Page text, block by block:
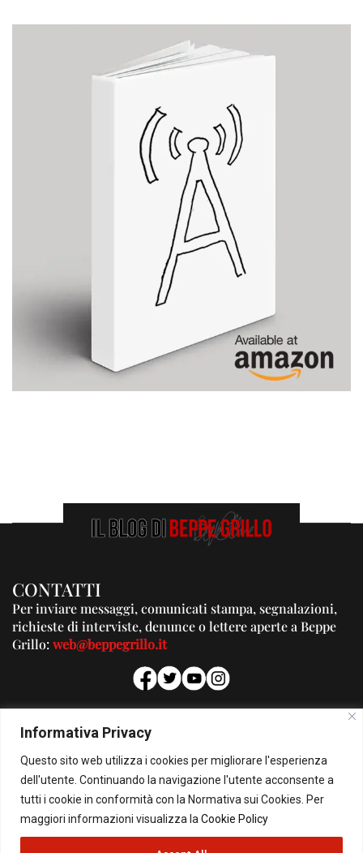
Informativa Privacy
Questo sito web utilizza i cookies per migliorare l'esperienza
dell'utente. Continuando la navigazione l'utente acconsente a
tutti i cookie in conformità con la Normativa sui Cookies. Per
maggiori informazioni visualizza la Cookie Policy
CONTATTI
Per inviare messaggi, comunicati stampa, segnalazioni,
richieste di interviste, denunce o lettere aperte a Beppe
Grillo:web@beppegrillo.it
PUBBLICITA'
Per la tua pubblicità su questo Blog:
pubblicita@beppegrillo.it